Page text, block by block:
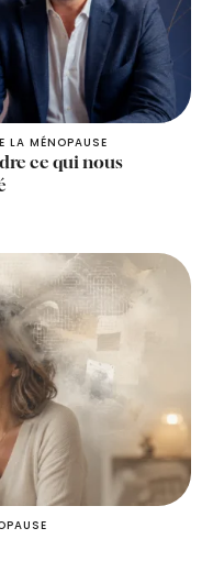
LA MÉNOPAUSE
ce qui nous